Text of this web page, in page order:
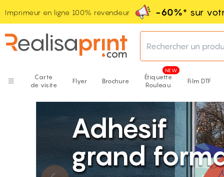
Imprimeur en ligne 100% revendeur -60%* sur
Rechercher un
Carte
de visite
Flyer Brochure
Étiquette
Rouleau
Film DTF